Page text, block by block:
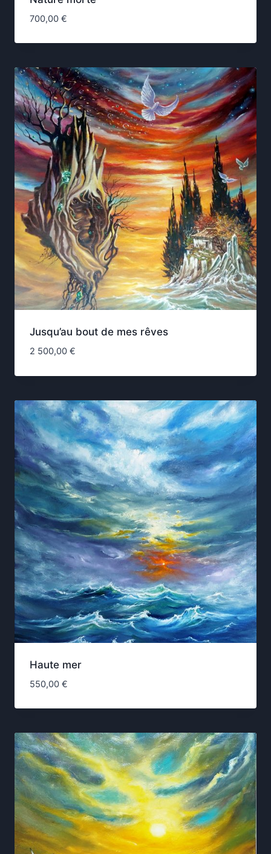
700,00 €
Jusqu’au bout de mes rêves
2 500,00 €
Haute mer
550,00 €